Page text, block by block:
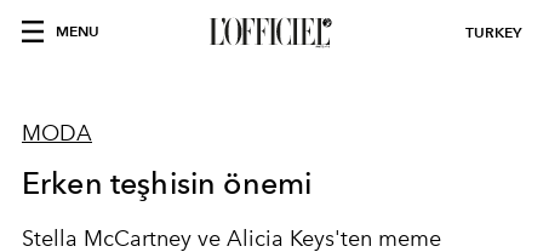
MENU TURKEY
MODA
Erken teşhisin önemi
Stella McCartney ve Alicia Keys'ten meme